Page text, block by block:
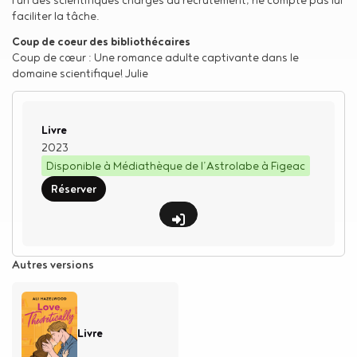
faciliter la tâche.
Coup de coeur des bibliothécaires
Coup de cœur : Une romance adulte captivante dans le
domaine scientifique! Julie
Type de support matériel
Livre
2023
Disponible à Médiathèque de l’Astrolabe à Figeac
Réserver
Autres versions
Livre